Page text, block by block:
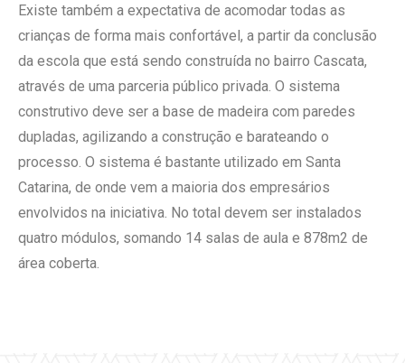
Existe também a expectativa de acomodar todas as
crianças de forma mais confortável, a partir da conclusão
da escola que está sendo construída no bairro Cascata,
através de uma parceria público privada. O sistema
construtivo deve ser a base de madeira com paredes
dupladas, agilizando a construção e barateando o
processo. O sistema é bastante utilizado em Santa
Catarina, de onde vem a maioria dos empresários
envolvidos na iniciativa. No total devem ser instalados
quatro módulos, somando 14 salas de aula e 878m2 de
área coberta.